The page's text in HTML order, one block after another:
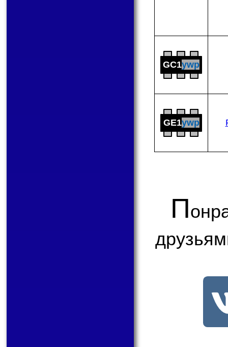
GC1ywp
GE1ywp
П